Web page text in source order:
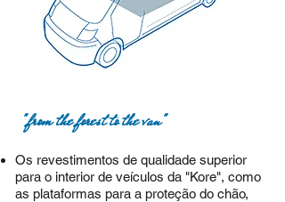
"from the forest to the van"
Os revestimentos de qualidade superior
para o interior de veículos da "Kore", como
as plataformas para a proteção do chão,